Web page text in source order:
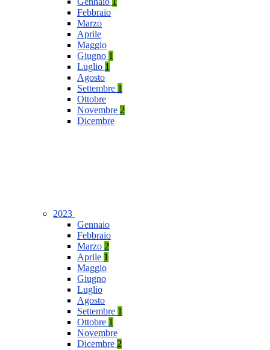
Febbraio
Marzo
Aprile
Maggio
Giugno 1
Luglio 1
Agosto
Settembre 1
Ottobre
Novembre 2
Dicembre
2023
Gennaio
Febbraio
Marzo 2
Aprile 1
Maggio
Giugno
Luglio
Agosto
Settembre 1
Ottobre 1
Novembre
Dicembre 2